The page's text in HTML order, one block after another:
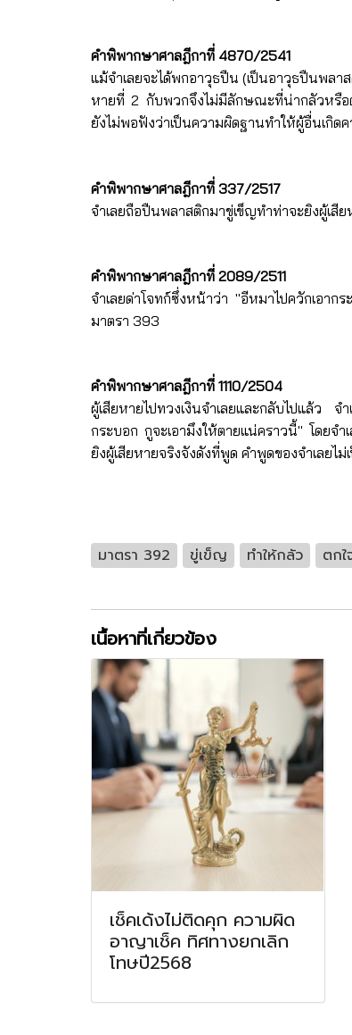
คำพิพากษาศาลฎีกาที่ 4870/2541
แม้จำเลยจะได้พกอาวุธปืน (เป็นอาวุธปืนพลา
หายที่ 2 กับพวกจึงไม่มีลักษณะที่น่ากลัวหรือต
ยังไม่พอฟังว่าเป็นความผิดฐานทำให้ผู้อื่นเกิ
คำพิพากษาศาลฎีกาที่ 337/2517
จำเลยถือปืนพลาสติกมาขู่เข็ญทำท่าจะยิงผู้เสี
คำพิพากษาศาลฎีกาที่ 2089/2511
จำเลยด่าโจทก์ซึ่งหน้าว่า "อีหมาไปควักเอา
มาตรา 393
คำพิพากษาศาลฎีกาที่ 1110/2504
ผู้เสียหายไปทวงเงินจำเลยและกลับไปแล้ว
กระบอก กูจะเอามึงให้ตายแน่คราวนี้" โดยจ
ยิงผู้เสียหายจริงจังดังที่พูด คำพูดของจำเลย
มาตรา 392 ขู่เข็ญ ทำให้กลัว ตกใ
เนื้อหาที่เกี่ยวข้อง
เช็คเด้งไม่ติดคุก ความผิด
อาญาเช็ค ทิศทางยกเลิก
โทษปี2568